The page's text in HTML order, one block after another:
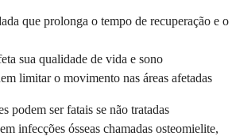
que prolonga o tempo de recuperação e o
sua qualidade de vida e sono
limitar o movimento nas áreas afetadas
podem ser fatais se não tratadas
infecções ósseas chamadas osteomielite,